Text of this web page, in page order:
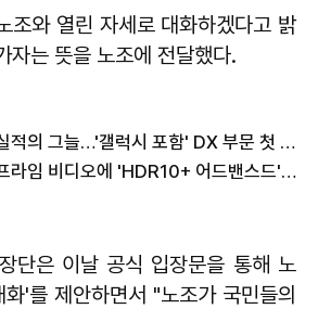
조와 열린 자세로 대화하겠다고 밝
자는 뜻을 노조에 전달했다.
삼성전자, 역대급 실적의 그늘…'갤럭시 포함' DX 부문 첫 적자
삼성전자, 아마존 프라임 비디오에 'HDR10+ 어드밴스드' 기술 선보여
단은 이날 공식 입장문을 통해 노
'를 제안하면서 "노조가 국민들의